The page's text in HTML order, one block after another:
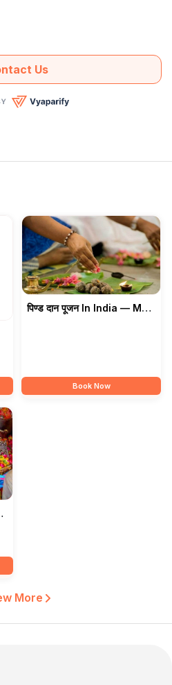
Us
पिण्ड दान पूजन In India — Maa
Book Now
More